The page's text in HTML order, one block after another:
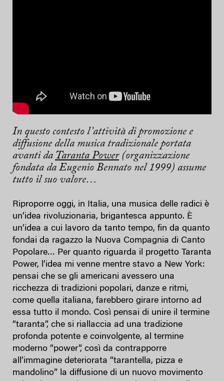
In questo contesto l’attività di promozione e
diffusione della musica tradizionale portata
avanti da Taranta Power(organizzazione
fondata da Eugenio Bennato nel 1999) assume
tutto il suo valore…
Riproporre oggi, in Italia, una musica delle radici è
un’idea rivoluzionaria, brigantesca appunto. È
un’idea a cui lavoro da tanto tempo, fin da quanto
fondai da ragazzo la Nuova Compagnia di Canto
Popolare… Per quanto riguarda il progetto Taranta
Power, l’idea mi venne mentre stavo a New York:
pensai che se gli americani avessero una
ricchezza di tradizioni popolari, danze e ritmi,
come quella italiana, farebbero girare intorno ad
essa tutto il mondo. Così pensai di unire il termine
“taranta”, che si riallaccia ad una tradizione
profonda potente e coinvolgente, al termine
moderno “power”, così da contrapporre
all’immagine deteriorata “tarantella, pizza e
mandolino” la diffusione di un nuovo movimento